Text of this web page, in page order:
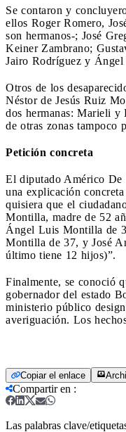
Se contaron y
ellos Roger Romero,
son hermanos-; José
Keiner Zambrano;
Jairo Rodríguez y Ángel
Otros de los
Néstor de Jesús Ruiz
dos hermanas: Marieli y
de otras zonas tampoco
Petición concreta
El diputado Américo De
una explicación
quisiera que el
Montilla, madre de 52
Ángel Luis Montilla de
Montilla de 37, y José
último tiene 12 hijos)”.
Finalmente, se conoció
gobernador del estado
ministerio público
averiguación. Los
Copiar el enlace
Compartir en :
Las palabras clave/